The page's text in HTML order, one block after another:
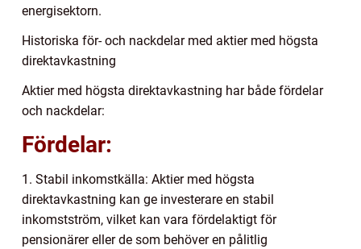
energisektorn.
Historiska för- och nackdelar med aktier med högsta
direktavkastning
Aktier med högsta direktavkastning har både fördelar
och nackdelar:
Fördelar:
1. Stabil inkomstkälla: Aktier med högsta
direktavkastning kan ge investerare en stabil
inkomstström, vilket kan vara fördelaktigt för
pensionärer eller de som behöver en pålitlig